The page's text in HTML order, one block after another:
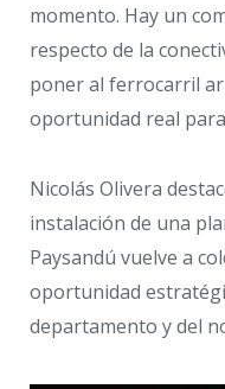
momento. Hay un
respecto de la
poner al ferrocarril
oportunidad real
Nicolás Olivera
instalación de una
Paysandú vuelve a
oportunidad
departamento y del